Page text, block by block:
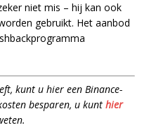
niet mis – hij kan ook
gebruikt. Het aanbod
kunt u hier een Binance-
besparen, u kunt hier